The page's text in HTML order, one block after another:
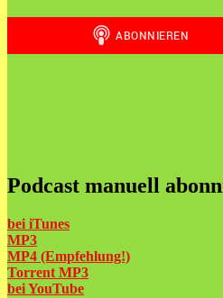
Podcast manuell
bei iTunes
MP3
MP4 (Empfehlung!)
Torrent MP3
beiYouTube